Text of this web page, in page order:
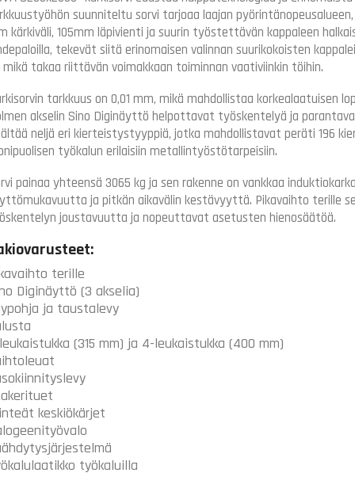
suunniteltu sorvi tarjoaa laajan
kärkiväli, 105mm läpivienti ja suurin työstettävän kappaleen
tekevät siitä erinomaisen valinnan suurikokoisten
mikä takaa riittävän voimakkaan toiminnan vaativiinkin töihin.
tarkkuus on 0,01 mm, mikä mahdollistaa korkealaatuisen
akselin Sino Diginäyttö helpottavat työskentelyä ja
neljä eri kierteistystyyppiä, jotka mahdollistavat peräti 196
työkalun erilaisiin metallintyöstötarpeisiin.
painaa yhteensä 3065 kg ja sen rakenne on vankkaa
ja pitkän aikavälin kestävyyttä. Pikavaihto terille
joustavuutta ja nopeuttavat asetusten hienosäätöä.
terille
Diginäyttö (3 akselia)
ja taustalevy
(315 mm) ja 4-leukaistukka (400 mm)
keskiökärjet
työkaluilla